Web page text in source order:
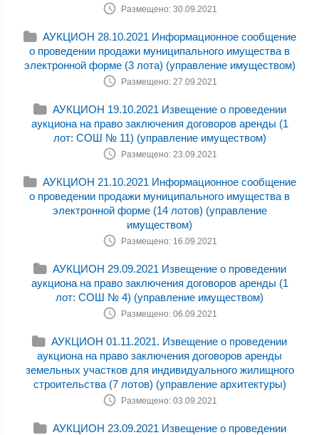
Размещено: 30.09.2021
АУКЦИОН 28.10.2021 Информационное сообщение
о проведении продажи муниципального имущества в
электронной форме (3 лота) (управление имуществом)
Размещено: 27.09.2021
АУКЦИОН 19.10.2021 Извещение о проведении
аукциона на право заключения договоров аренды (1
лот: СОШ № 11) (управление имуществом)
Размещено: 23.09.2021
АУКЦИОН 21.10.2021 Информационное сообщение
о проведении продажи муниципального имущества в
электронной форме (14 лотов) (управление
имуществом)
Размещено: 16.09.2021
АУКЦИОН 29.09.2021 Извещение о проведении
аукциона на право заключения договоров аренды (1
лот: СОШ № 4) (управление имуществом)
Размещено: 06.09.2021
АУКЦИОН 01.11.2021. Извещение о проведении
аукциона на право заключения договоров аренды
земельных участков для индивидуального жилищного
строительства (7 лотов) (управление архитектуры)
Размещено: 03.09.2021
АУКЦИОН 23.09.2021 Извещение о проведении